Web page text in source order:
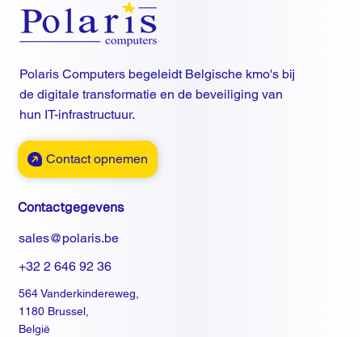
Polaris Computers begeleidt Belgische kmo's bij
de digitale transformatie en de beveiliging van
hun IT-infrastructuur.
Contact opnemen
Contactgegevens
sales@polaris.be
+32 2 646 92 36
564 Vanderkindereweg,
1180 Brussel,
België